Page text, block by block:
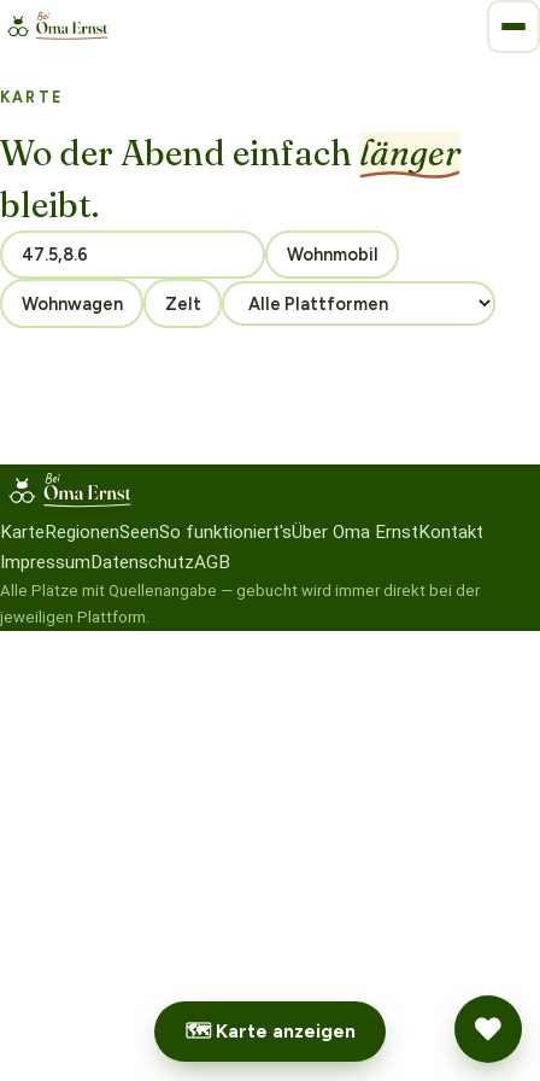
KARTE
Wo der Abend einfach länger
bleibt.
Wohnmobil
Wohnwagen Zelt
🗺 Karte anzeigen
Karte RegionenSeenSo funktioniert'sÜber Oma Ernst Kontakt
Impressum DatenschutzAGB
Alle Plätze mit Quellenangabe — gebucht wird immer direkt bei der
jeweiligen Plattform.